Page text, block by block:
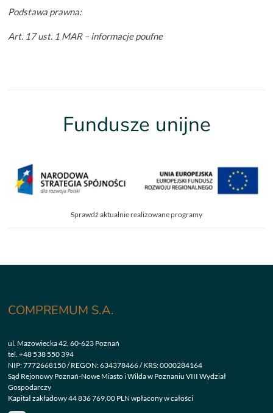
Podstawa prawna:
Art. 17 ust. 1 MAR – informacje poufne
Fundusze unijne
Sprawdź aktualnie realizowane programy
COMPREMUM S.A.
ul. Mazowiecka 42, 60-623 Poznań
tel.+48 538 550 394
NIP: 7772668150 / REGON: 634378466 / KRS: 0000284164
Sąd Rejonowy Poznań-Nowe Miasto i Wilda w Poznaniu VIII Wydział
Gospodarczy
Kapitał zakładowy 44 836 769,00 PLN wpłacony w całości